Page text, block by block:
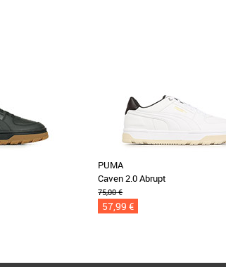
PUMA
Caven 2.0 Abrupt
75,00 €
57,99 €